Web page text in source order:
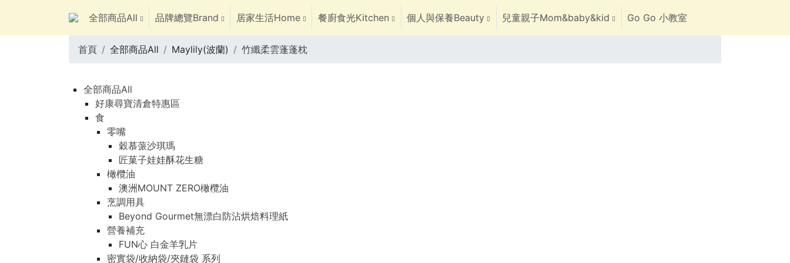
全部商品All 品牌總覽Brand 居家生活Home 餐廚食光Kitchen 個人與保養Beauty 兒童親子Mom&baby&kid Go Go 小教室
首頁 全部商品All Maylily(波蘭) 竹纖柔雲蓬蓬枕
全部商品All
好康尋寶清倉特惠區
食
零嘴
穀慕蒎沙琪瑪
匠菓子娃娃酥花生糖
橄欖油
澳洲MOUNT ZERO橄欖油
烹調用具
Beyond Gourmet無漂白防沾烘焙料理紙
營養補充
FUN心 白金羊乳片
密實袋/收納袋/夾鏈袋 系列